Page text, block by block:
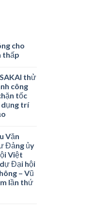
cho
thấp
thử
công
tốc
dụng trí
Văn
Đảng ủy
Việt
Đại hội
– Vũ
lần thứ